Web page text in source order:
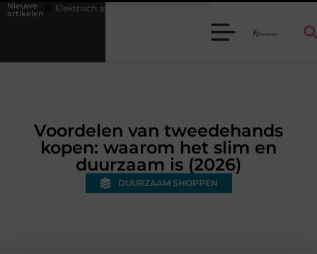
Nieuwe
artikelenvoor kinderen: kies je een auto of kinderquad?
Voordelen van tweedehands
kopen: waarom het slim en
duurzaam is (2026)
DUURZAAM SHOPPEN